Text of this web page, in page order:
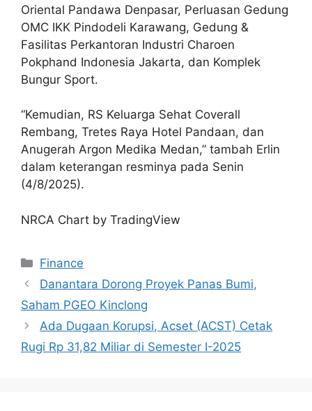
Oriental Pandawa Denpasar, Perluasan Gedung
OMC IKK Pindodeli Karawang, Gedung &
Fasilitas Perkantoran Industri Charoen
Pokphand Indonesia Jakarta, dan Komplek
Bungur Sport.
“Kemudian, RS Keluarga Sehat Coverall
Rembang, Tretes Raya Hotel Pandaan, dan
Anugerah Argon Medika Medan,” tambah Erlin
dalam keterangan resminya pada Senin
(4/8/2025).
NRCA Chart by TradingView
Categories
Finance
Danantara Dorong Proyek Panas Bumi,
Saham PGEO Kinclong
Ada Dugaan Korupsi, Acset (ACST) Cetak
Rugi Rp 31,82 Miliar di Semester I-2025